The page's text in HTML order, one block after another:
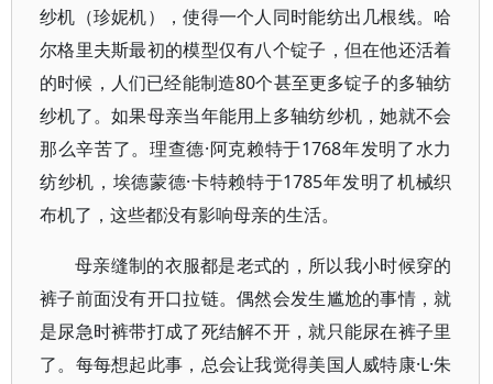
纱机（珍妮机），使得一个人同时能纺出几根线。哈
尔格里夫斯最初的模型仅有八个锭子，但在他还活着
的时候，人们已经能制造80个甚至更多锭子的多轴纺
纱机了。如果母亲当年能用上多轴纺纱机，她就不会
那么辛苦了。理查德·阿克赖特于1768年发明了水力
纺纱机，埃德蒙德·卡特赖特于1785年发明了机械织
布机了，这些都没有影响母亲的生活。
母亲缝制的衣服都是老式的，所以我小时候穿的
裤子前面没有开口拉链。偶然会发生尴尬的事情，就
是尿急时裤带打成了死结解不开，就只能尿在裤子里
了。每每想起此事，总会让我觉得美国人威特康·L·朱